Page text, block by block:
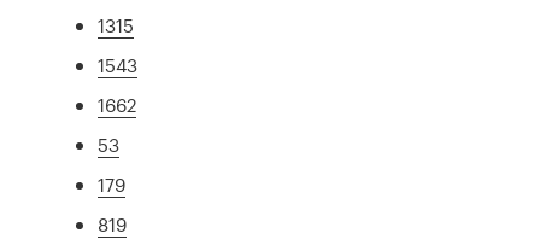
1315
1543
1662
53
179
819